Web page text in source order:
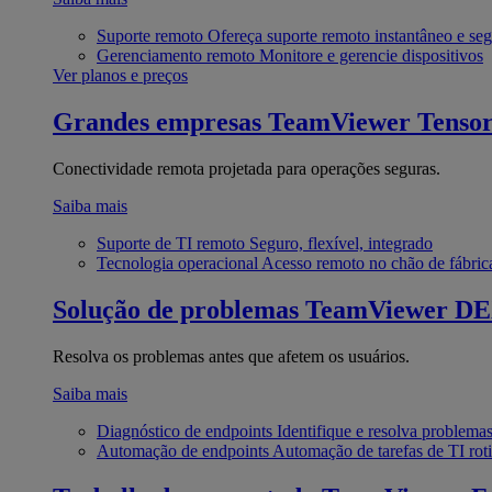
Suporte remoto Ofereça suporte remoto instantâneo e
Gerenciamento remoto Monitore e gerencie dispositivos
Ver planos e preços
Grandes empresas TeamViewer Tensor
Conectividade remota projetada para operações seguras.
Saiba mais
Suporte de TI remoto Seguro, flexível, integrado
Tecnologia operacional Acesso remoto no chão de
Solução de problemas TeamViewer
Resolva os problemas antes que afetem os usuários.
Saiba mais
Diagnóstico de endpoints Identifique e resolva problemas
Automação de endpoints Automação de tarefas de TI